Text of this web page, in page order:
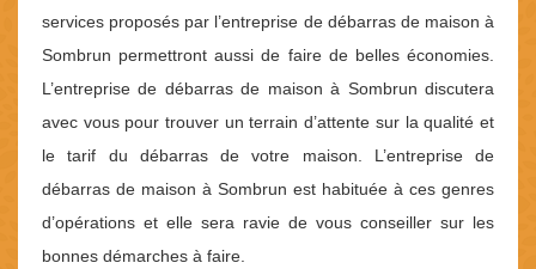
services proposés par l’entreprise de débarras de maison à
Sombrun permettront aussi de faire de belles économies.
L’entreprise de débarras de maison à Sombrun discutera
avec vous pour trouver un terrain d’attente sur la qualité et
le tarif du débarras de votre maison. L’entreprise de
débarras de maison à Sombrun est habituée à ces genres
d’opérations et elle sera ravie de vous conseiller sur les
bonnes démarches à faire.